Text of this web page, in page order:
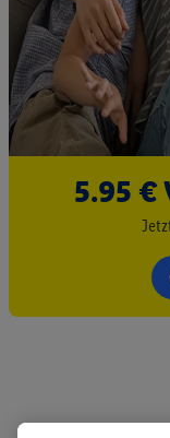
5.95 €